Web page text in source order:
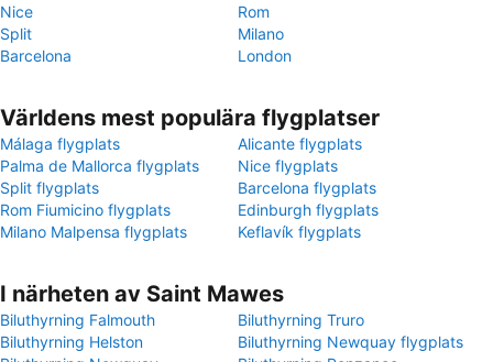
Nice
Rom
Split
Milano
Barcelona
London
Världens mest populära flygplatser
Málaga flygplats
Alicante flygplats
Palma de Mallorca flygplats
Nice flygplats
Split flygplats
Barcelona flygplats
Rom Fiumicino flygplats
Edinburgh flygplats
Milano Malpensa flygplats
Keflavík flygplats
I närheten av Saint Mawes
Biluthyrning Falmouth
Biluthyrning Truro
Biluthyrning Helston
Biluthyrning Newquay flygplats